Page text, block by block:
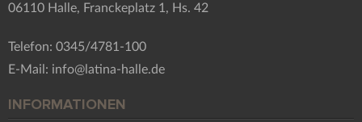
06110 Halle, Franckeplatz 1, Hs. 42
Telefon: 0345/4781-100
E-Mail: info@latina-halle.de
INFORMATIONEN